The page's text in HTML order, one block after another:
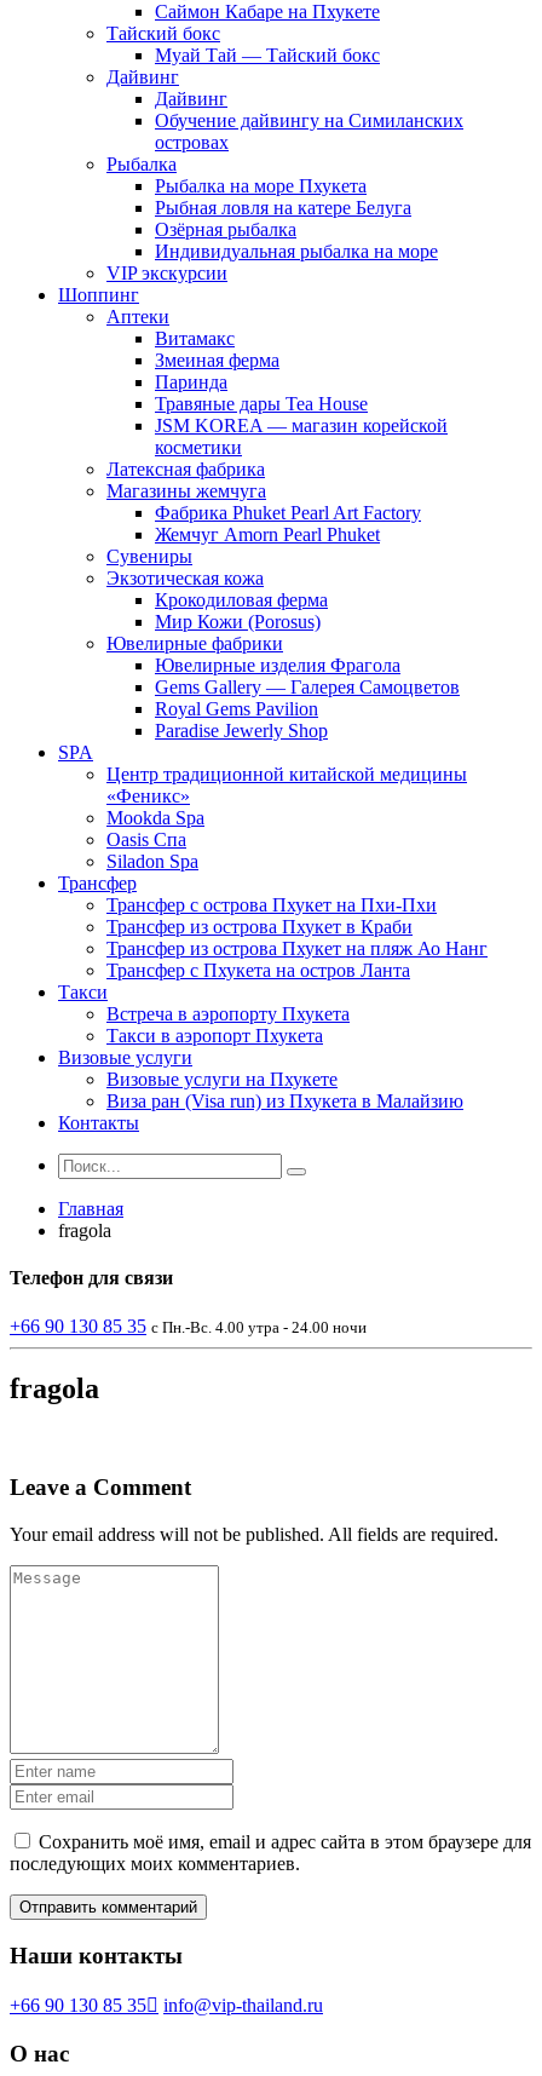
Саймон Кабаре на Пхукете
Тайский бокс
Муай Тай — Тайский бокс
Дайвинг
Дайвинг
Обучение дайвингу на Симиланских
островах
Рыбалка
Рыбалка на море Пхукета
Рыбная ловля на катере Белуга
Озёрная рыбалка
Индивидуальная рыбалка на море
VIP экскурсии
Шоппинг
Аптеки
Витамакс
Змеиная ферма
Паринда
Травяные дары Tea House
JSM KOREA — магазин корейской
косметики
Латексная фабрика
Магазины жемчуга
Фабрика Phuket Pearl Art Factory
Жемчуг Amorn Pearl Phuket
Сувениры
Экзотическая кожа
Крокодиловая ферма
Мир Кожи (Porosus)
Ювелирные фабрики
Ювелирные изделия Фрагола
Gems Gallery — Галерея Самоцветов
Royal Gems Pavilion
Paradise Jewerly Shop
SPA
Центр традиционной китайской медицины
«Феникс»
Mookda Spa
Oasis Спа
Siladon Spa
Трансфер
Трансфер с острова Пхукет на Пхи-Пхи
Трансфер из острова Пхукет в Краби
Трансфер из острова Пхукет на пляж Ао Нанг
Трансфер с Пхукета на остров Ланта
Такси
Встреча в аэропорту Пхукета
Такси в аэропорт Пхукета
Визовые услуги
Визовые услуги на Пхукете
Виза ран (Visa run) из Пхукета в Малайзию
Контакты
Главная
fragola
Телефон для связи
+66 90 130 85 35 с Пн.-Вс. 4.00 утра - 24.00 ночи
fragola
Leave a Comment
Your email address will not be published. All fields are required.
Сохранить моё имя, email и адрес сайта в этом браузере для
последующих моих комментариев.
Наши контакты
+66 90 130 85 35 info@vip-thailand.ru
О нас